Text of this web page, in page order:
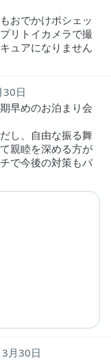
おでかけポシェッ
リトイカメラで撮
ュアになりません
30日
早めのお泊まり会
し、自由な振る舞
親睦を深める方が
で今後の対策もバ
3月30日